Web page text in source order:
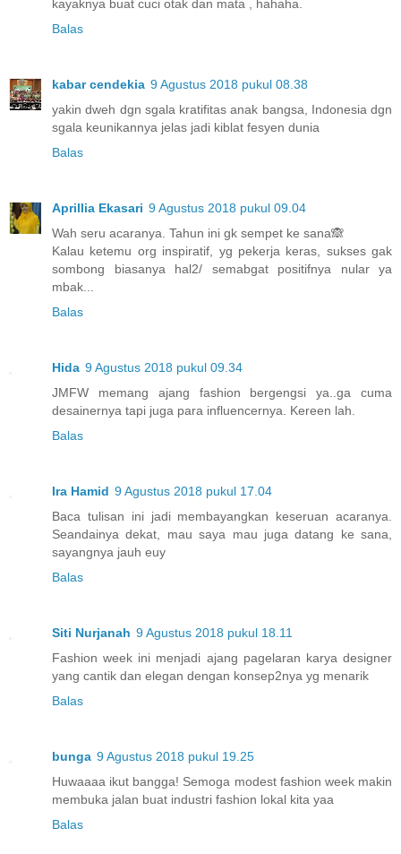
kayaknya buat cuci otak dan mata , hahaha.
Balas
kabar cendekia 9 Agustus 2018 pukul 08.38
yakin dweh dgn sgala kratifitas anak bangsa, Indonesia dgn
sgala keunikannya jelas jadi kiblat fesyen dunia
Balas
Aprillia Ekasari 9 Agustus 2018 pukul 09.04
Wah seru acaranya. Tahun ini gk sempet ke sana🙈
Kalau ketemu org inspiratif, yg pekerja keras, sukses gak
sombong biasanya hal2/ semabgat positifnya nular ya
mbak...
Balas
Hida 9 Agustus 2018 pukul 09.34
JMFW memang ajang fashion bergengsi ya..ga cuma
desainernya tapi juga para influencernya. Kereen lah.
Balas
Ira Hamid 9 Agustus 2018 pukul 17.04
Baca tulisan ini jadi membayangkan keseruan acaranya.
Seandainya dekat, mau saya mau juga datang ke sana,
sayangnya jauh euy
Balas
Siti Nurjanah 9 Agustus 2018 pukul 18.11
Fashion week ini menjadi ajang pagelaran karya designer
yang cantik dan elegan dengan konsep2nya yg menarik
Balas
bunga 9 Agustus 2018 pukul 19.25
Huwaaaa ikut bangga! Semoga modest fashion week makin
membuka jalan buat industri fashion lokal kita yaa
Balas